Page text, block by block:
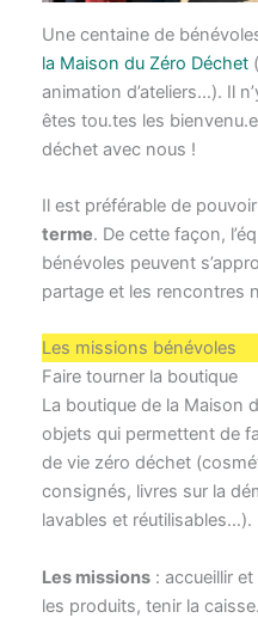
Une centaine de
la Maison du Zéro Déchet
animation d’ateliers…). Il
êtes tou.tes les
déchet avec nous !
Il est préférable de pouvoir
terme. De cette façon,
bénévoles peuvent
partage et les rencontres
Les missions bénévoles
Faire tourner la boutique
La boutique de la Maison
objets qui permettent de
de vie zéro déchet
consignés, livres sur la
lavables et réutilisables…).
Les missions: accueillir et
les produits, tenir la caisse.